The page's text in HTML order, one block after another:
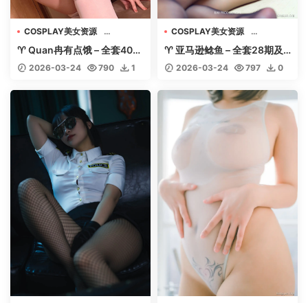
COSPLAY美女资源
机构写真收藏
美女专辑套图视频
♈ Quan冉有点饿 – 全套40期
【17.4G-2026.3】 – 【丽人
2026-03-24 790 1
COSPLAY美女资源
机构写真收藏
美女专辑套图视频
♈ 亚马逊鲶鱼 – 全套28期及
随包视频【16G-2026.3】 –
2026-03-24 797 0